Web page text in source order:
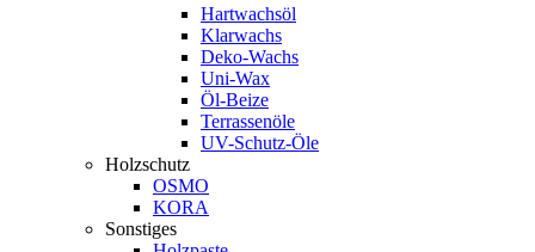
Hartwachsöl
Klarwachs
Deko-Wachs
Uni-Wax
Öl-Beize
Terrassenöle
UV-Schutz-Öle
Holzschutz
OSMO
KORA
Sonstiges